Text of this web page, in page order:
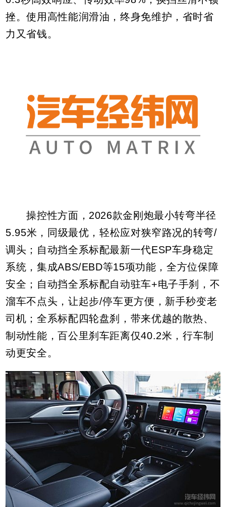
挫。使用高性能润滑油，终身免维护，省时省
力又省钱。
操控性方面，2026款金刚炮最小转弯半径
5.95米，同级最优，轻松应对狭窄路况的转弯/
调头；自动挡全系标配最新一代ESP车身稳定
系统，集成ABS/EBD等15项功能，全方位保障
安全；自动挡全系标配自动驻车+电子手刹，不
溜车不点头，让起步/停车更方便，新手秒变老
司机；全系标配四轮盘刹，带来优越的散热、
制动性能，百公里刹车距离仅40.2米，行车制
动更安全。